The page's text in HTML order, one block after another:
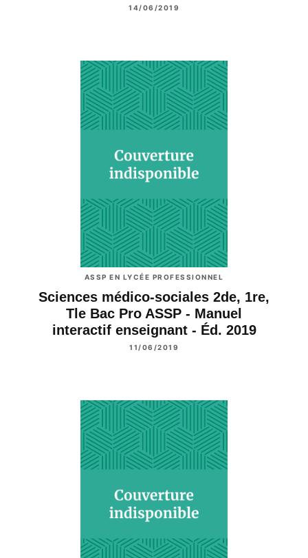
14/06/2019
ASSP EN LYCÉE PROFESSIONNEL
Sciences médico-sociales 2de, 1re,
Tle Bac Pro ASSP - Manuel
interactif enseignant - Éd. 2019
11/06/2019